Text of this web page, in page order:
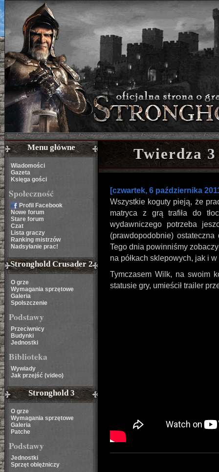
Menu główne
Wiadomości
Gazeta
Księga gości
Społeczność
Profil Facebook
Nowe forum
Stare forum
Czat
Lista graczy
Ranking mistrzów
Nadsyłanie prac!
Stronghold Crusader 2
O grze
Wymagania sprzętowe
Galeria
Spolszczenie
Podstawy
Przeciwnicy
Budynki
Jednostki
Biblioteka
Wywiady
Jak przejść (video)
Stronghold 3
O grze
Wymagania sprzętowe
Galeria
Patche
Podstawy
Jednostki
Sprzęt oblężniczy
Twierdza
[czwartek, 6 października
Wszystkie koguty pieją, że
matryca z grą trafiła do
wydawniczego potrzeba
(prawdopodobnie)
Tego dnia powinniśmy
na półkach sklepowych, jak i
Tymczasem Wilk, na swoim
statusie gry, umieścił trailer